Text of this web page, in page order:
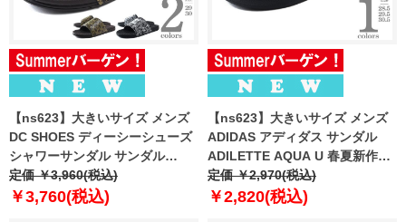
【ns623】大きいサイズ メンズ
DC SHOES ディーシーシューズ
シャワーサンダル サンダル
BOLSA 春夏新作 dm261021
定価 ￥3,960(税込)
￥3,760(税込)
【ns623】大きいサイズ メンズ
ADIDAS アディダス サンダル
ADILETTE AQUA U 春夏新作
eg1758
定価 ￥2,970(税込)
￥2,820(税込)